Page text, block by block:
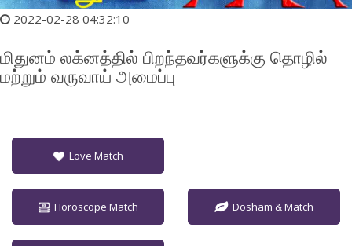
2022-02-28 04:32:10
மிதுனம் லக்னத்தில் பிறந்தவர்களுக்கு தொழில்
மற்றும் வருவாய் அமைப்பு
Love Match
Horoscope Match Dosham & Match